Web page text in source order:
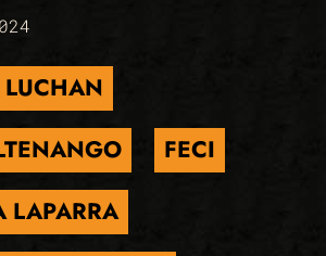
FECI
LAPARRA